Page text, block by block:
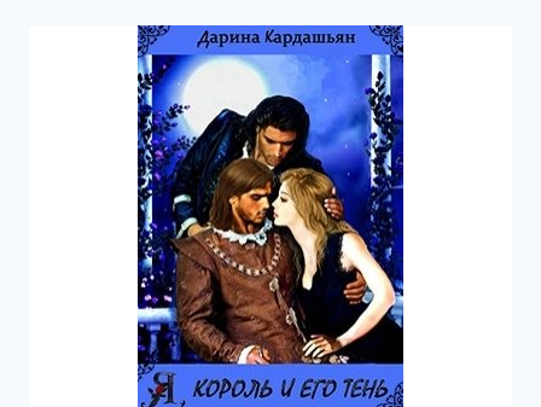
ДАРИНА
КАРДАШЬЯН